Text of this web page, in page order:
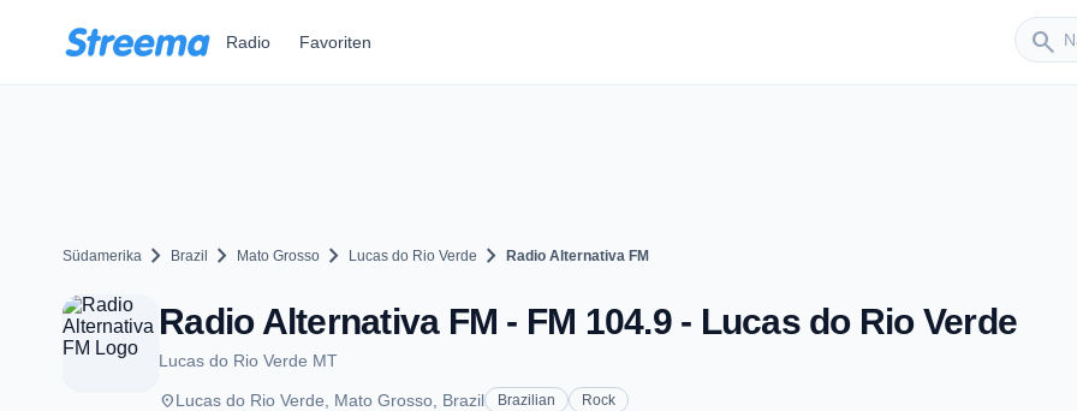
Radio Favoriten search
Südamerika chevron_right Brazil chevron_right Mato Grosso chevron_right Lucas do Rio Verde chevron_right Radio Alternativa FM
Radio Alternativa FM - FM 104.9 - Lucas do Rio Verde
Lucas do Rio Verde MT
placeLucas do Rio Verde, Mato Grosso, Brazil Brazilian Rock